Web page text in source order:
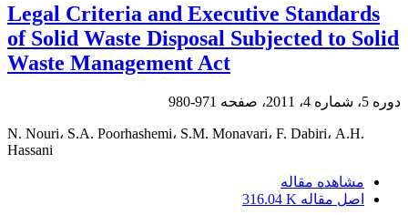
Legal Criteria and Executive Standards
of Solid Waste Disposal Subjected to Solid
Waste Management Act
دوره 5، شماره 4، 2011، صفحه 971-980
N. Nouri، S.A. Poorhashemi، S.M. Monavari، F. Dabiri، A.H.
Hassani
مشاهده مقاله
اصل مقاله 316.04 K